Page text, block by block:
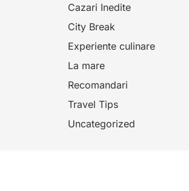
Cazari Inedite
City Break
Experiente culinare
La mare
Recomandari
Travel Tips
Uncategorized